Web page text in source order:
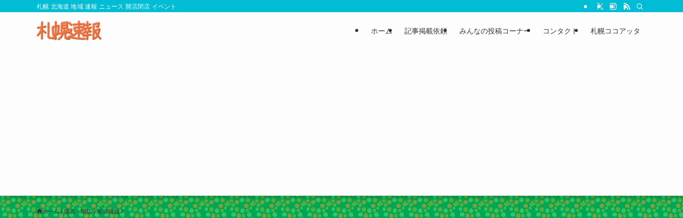
札幌 北海道 地域 速報 ニュース 開店閉店 イベント
ホーム 記事掲載依頼 みんなの投稿コーナー コンタクト 札幌ココアッタ
ホーム 開店・閉店 新店情報